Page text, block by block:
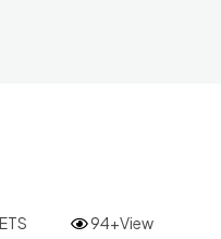
94+View